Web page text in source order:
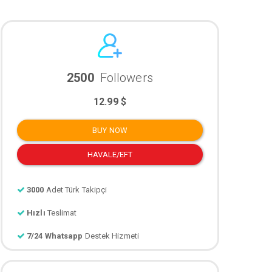
2500 Followers
12.99 $
BUY NOW
HAVALE/EFT
3000 Adet Türk Takipçi
Hızlı Teslimat
7/24 Whatsapp Destek Hizmeti